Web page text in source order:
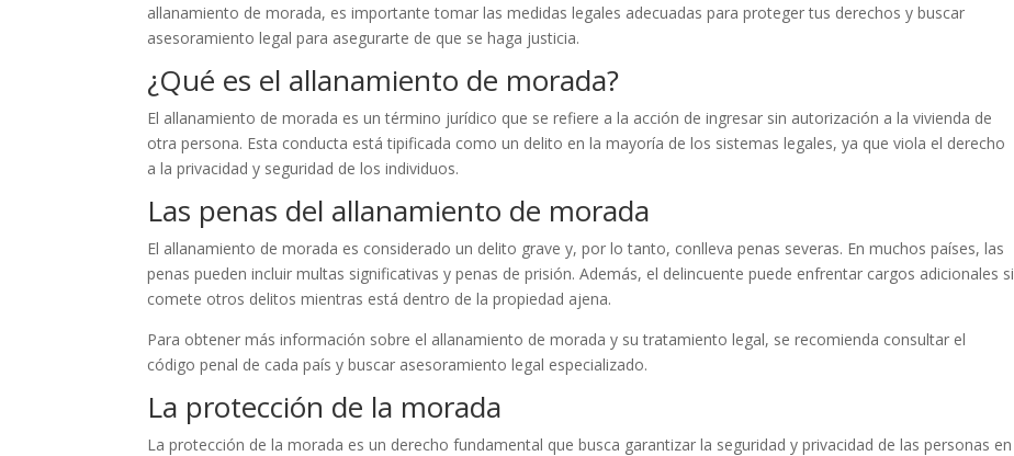
allanamiento de morada, es importante tomar las medidas legales adecuadas para proteger tus derechos y buscar
asesoramiento legal para asegurarte de que se haga justicia.
¿Qué es el allanamiento de morada?
El allanamiento de morada es un término jurídico que se refiere a la acción de ingresar sin autorización a la vivienda de
otra persona. Esta conducta está tipificada como un delito en la mayoría de los sistemas legales, ya que viola el derecho
a la privacidad y seguridad de los individuos.
Las penas del allanamiento de morada
El allanamiento de morada es considerado un delito grave y, por lo tanto, conlleva penas severas. En muchos países, las
penas pueden incluir multas significativas y penas de prisión. Además, el delincuente puede enfrentar cargos adicionales si
comete otros delitos mientras está dentro de la propiedad ajena.
Para obtener más información sobre el allanamiento de morada y su tratamiento legal, se recomienda consultar el
código penal de cada país y buscar asesoramiento legal especializado.
La protección de la morada
La protección de la morada es un derecho fundamental que busca garantizar la seguridad y privacidad de las personas en